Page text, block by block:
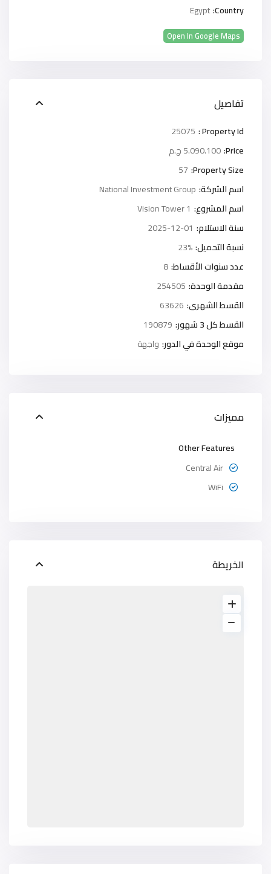
Country:
Egypt
Open In Google Maps
تفاصيل
Property Id :
25075
Price: 5.090.100 ج.م
Property Size:
57
اسم الشركة: National Investment Group
اسم المشروع: Vision Tower 1
سنة الاستلام: 2025-12-01
نسبة التحميل:23%
عدد سنوات الأقساط:8
مقدمة الوحدة: 254505
القسط الشهرى: 63626
القسط كل 3 شهور:
190879
موقع الوحدة في الدور: واجهة
مميزات
Other Features
Central Air
WiFi
الخريطة